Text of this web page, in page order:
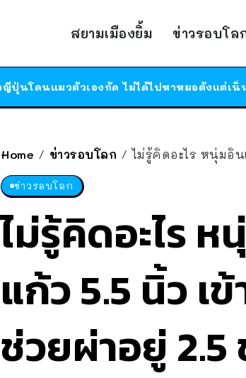
สยามเมืองยิ้ม ข่าวรอบโล
Home / ข่าวรอบโลก / ไม่รู้คิดอะไร หนุ่มอิน
ข่าวรอบโลก
ไม่รู้คิดอะไร
แก้ว 5.5 นิ้ว เ
ช่วยผ่าอยู่ 2.5